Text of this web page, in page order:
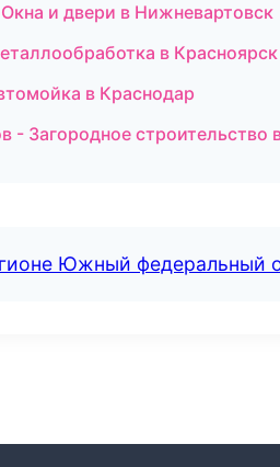
и двери в Нижневартовск
в Красноярск
в Краснодар
- Загородное строительство
Южный федеральный